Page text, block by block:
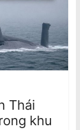
Thái
khu